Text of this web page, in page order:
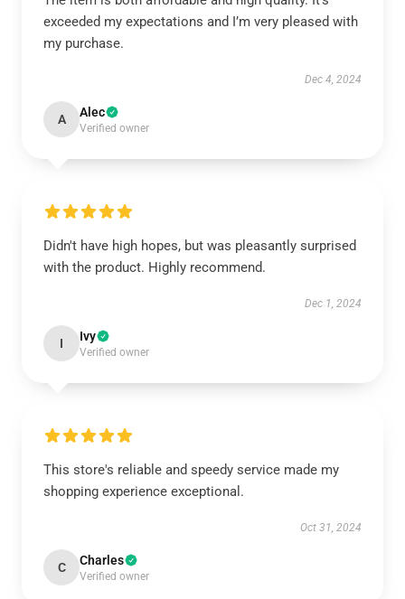
exceeded my expectations and I’m very pleased with
my purchase.
Dec 4, 2024
A Alec
Verified owner
Didn't have high hopes, but was pleasantly surprised
with the product. Highly recommend.
Dec 1, 2024
I Ivy
Verified owner
This store's reliable and speedy service made my
shopping experience exceptional.
Oct 31, 2024
C Charles
Verified owner